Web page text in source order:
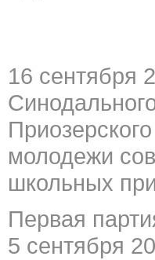
16 сентября
молодежи
школьных
Первая
5 сентября